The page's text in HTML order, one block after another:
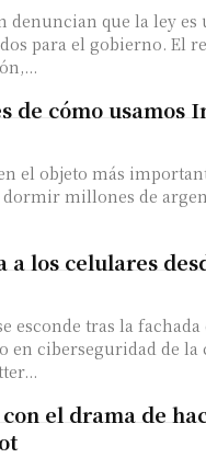
que la ley es
El regulador ruso de
de cómo usamos
el objeto más
dormir millones de
a los celulares
esconde tras la fachada
el drama de